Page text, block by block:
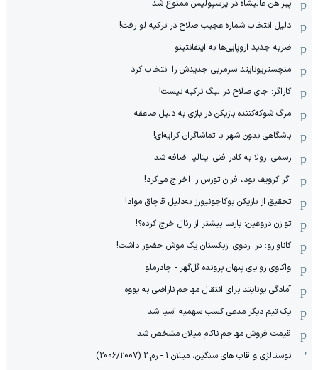
پیراهن عالیشاه در پرسپولیس ممنوع شد
دلیل انتخاب شماره عجیب صلاح در ترکیه لو رفت!
ضربه جدید اروپایی‌ها به اینفانتینو
منچستریونایتد سرمربی جدیدش را انتخاب کرد
کاراگر: جای صلاح در لیگ ترکیه نیست!
مرگ شوکه‌کننده بازیکن در بازی به دلیل صاعقه
باشگاهی بدون شهر با تماشاگران کرایه‌ای!
رسمی: زولا به کادر فنی ایتالیا اضافه شد
اگر کرویف بود، فران تورس را اخراج می‌کرد!
تحقیق از بازیکن بوکاجونیورز به‌دلیل قاچاق مواد!
توازن دروغین: بارسا بیشتر از رئال خرج کرده؟!
کاناوارو: در اردوی ازبکستان یک موش حضور داشت!
واکاوی زوایای پنهان پرونده گل‌گهر - چادرملو
آمادگی یونایتد برای انتقال مهاجم ناراضی به یووه
یک تیم دیگر مدعی کسب سهمیه آسیا شد
قیمت فروش مهاجم ناکام میلان مشخص شد
نوستالژی و قاب های سنگین، میلان 1 - رم 2 (2006/2007)